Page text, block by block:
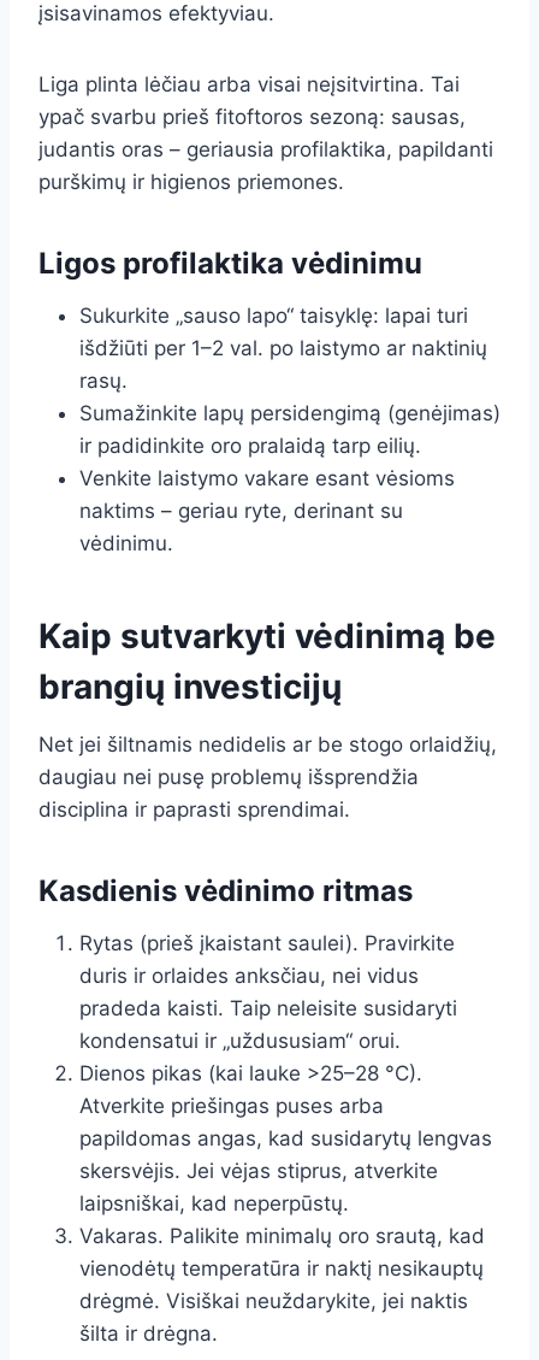
įsisavinamos efektyviau.
Liga plinta lėčiau arba visai neįsitvirtina. Tai
ypač svarbu prieš fitoftoros sezoną: sausas,
judantis oras – geriausia profilaktika, papildanti
purškimų ir higienos priemones.
Ligos profilaktika vėdinimu
Sukurkite „sauso lapo“ taisyklę: lapai turi
išdžiūti per 1–2 val. po laistymo ar naktinių
rasų.
Sumažinkite lapų persidengimą (genėjimas)
ir padidinkite oro pralaidą tarp eilių.
Venkite laistymo vakare esant vėsioms
naktims – geriau ryte, derinant su
vėdinimu.
Kaip sutvarkyti vėdinimą be
brangių investicijų
Net jei šiltnamis nedidelis ar be stogo orlaidžių,
daugiau nei pusę problemų išsprendžia
disciplina ir paprasti sprendimai.
Kasdienis vėdinimo ritmas
Rytas (prieš įkaistant saulei). Pravirkite
duris ir orlaides anksčiau, nei vidus
pradeda kaisti. Taip neleisite susidaryti
kondensatui ir „uždususiam“ orui.
Dienos pikas (kai lauke >25–28 °C).
Atverkite priešingas puses arba
papildomas angas, kad susidarytų lengvas
skersvėjis. Jei vėjas stiprus, atverkite
laipsniškai, kad neperpūstų.
Vakaras. Palikite minimalų oro srautą, kad
vienodėtų temperatūra ir naktį nesikauptų
drėgmė. Visiškai neuždarykite, jei naktis
šilta ir drėgna.